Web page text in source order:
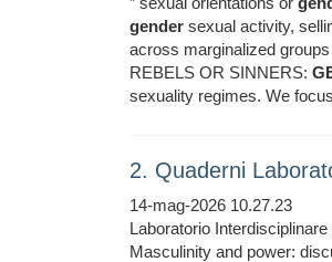
gender sexual activity,
across marginalized
REBELS OR SINNERS:
sexuality regimes. We
2. Quaderni
14-mag-2026 10.27.23
Laboratorio
Masculinity and power: